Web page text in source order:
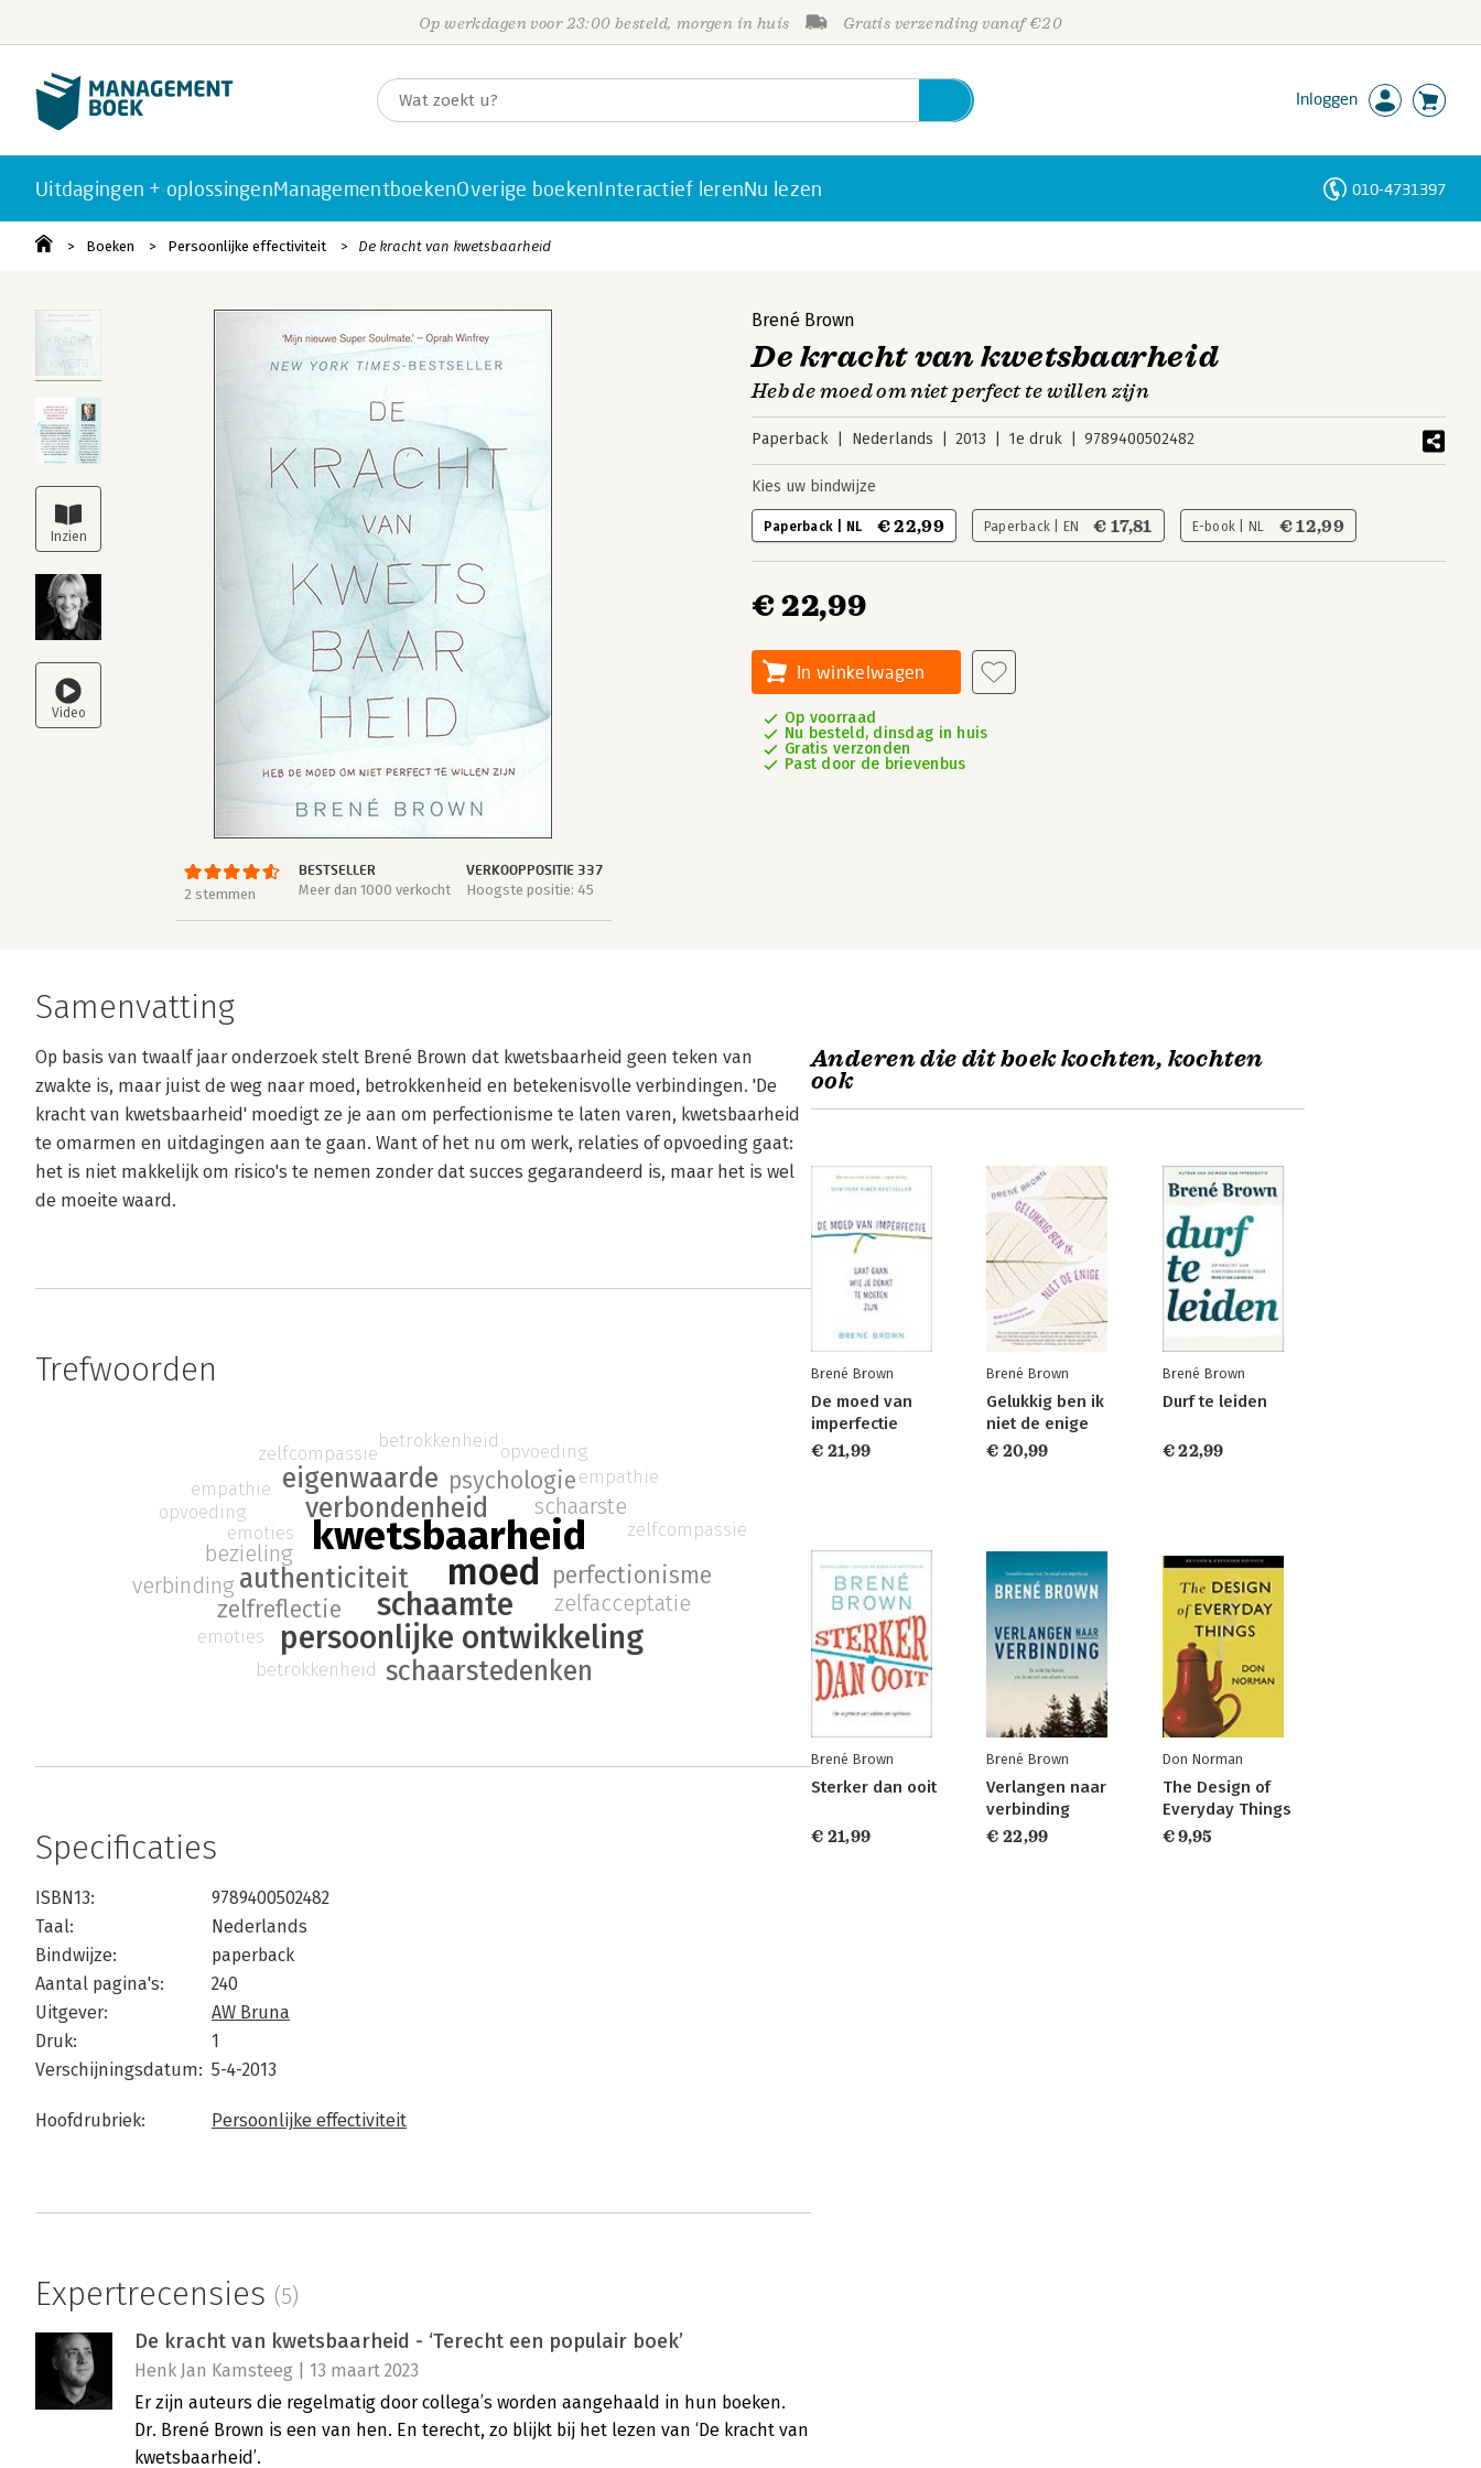
Op werkdagen voor 23:00 besteld, morgen in huis Gratis verzending vanaf €20
Inloggen
Uitdagingen + oplossingenManagementboekenOverige boekenInteractief lerenNu lezen 010-4731397
Boeken Persoonlijke effectiviteit De kracht van kwetsbaarheid
2 stemmen
BESTSELLER
Meer dan 1000 verkocht
VERKOOPPOSITIE 337
Hoogste positie: 45
Brené Brown
De kracht van kwetsbaarheid
Heb de moed om niet perfect te willen zijn
Paperback Nederlands 2013 1e druk 9789400502482
Kies uw bindwijze
Paperback | NL € 22,99 Paperback | EN € 17,81 E-book | NL € 12,99
€ 22,99
In winkelwagen
Op voorraad
Nu besteld, dinsdag in huis
Gratis verzonden
Past door de brievenbus
Samenvatting
Op basis van twaalf jaar onderzoek stelt Brené Brown dat kwetsbaarheid geen teken van
zwakte is, maar juist de weg naar moed, betrokkenheid en betekenisvolle verbindingen. 'De
kracht van kwetsbaarheid' moedigt ze je aan om perfectionisme te laten varen, kwetsbaarheid
te omarmen en uitdagingen aan te gaan. Want of het nu om werk, relaties of opvoeding gaat:
het is niet makkelijk om risico's te nemen zonder dat succes gegarandeerd is, maar het is wel
de moeite waard.
Trefwoorden
kwetsbaarheid
moed
schaamte
persoonlijke ontwikkeling
authenticiteit
verbondenheid
eigenwaarde
schaarstedenken
zelfreflectie
psychologie
perfectionisme
schaarste
zelfacceptatie
bezieling
verbinding
betrokkenheid
emoties
opvoeding
zelfcompassie
empathie
betrokkenheid
emoties
opvoeding
zelfcompassie
empathie
Specificaties
ISBN13:
9789400502482
Taal:
Nederlands
Bindwijze:
paperback
Aantal pagina's:
240
Uitgever:
AW Bruna
Druk:
1
Verschijningsdatum: 5-4-2013
Hoofdrubriek: Persoonlijke effectiviteit
Expertrecensies (5)
De kracht van kwetsbaarheid - ‘Terecht een populair boek’
Henk Jan Kamsteeg | 13 maart 2023
Er zijn auteurs die regelmatig door collega’s worden aangehaald in hun boeken.
Dr. Brené Brown is een van hen. En terecht, zo blijkt bij het lezen van ‘De kracht van
kwetsbaarheid’.
Anderen die dit boek kochten, kochten
ook
Brené Brown
De moed van
imperfectie
€ 21,99
Brené Brown
Gelukkig ben ik
niet de enige
€ 20,99
Brené Brown
Durf te leiden
€ 22,99
Brené Brown
Sterker dan ooit
€ 21,99
Brené Brown
Verlangen naar
verbinding
€ 22,99
Don Norman
The Design of
Everyday Things
€ 9,95
Personen